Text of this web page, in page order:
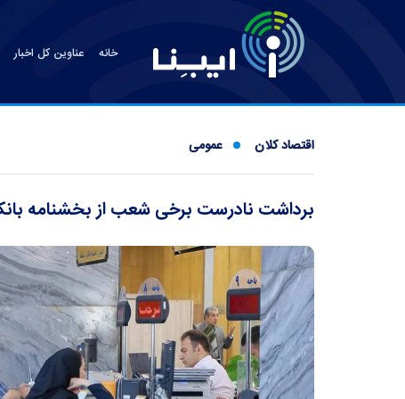
خانه عناوین کل اخبار
اقتصاد کلان عمومی
برداشت نادرست برخی شعب از بخشنامه